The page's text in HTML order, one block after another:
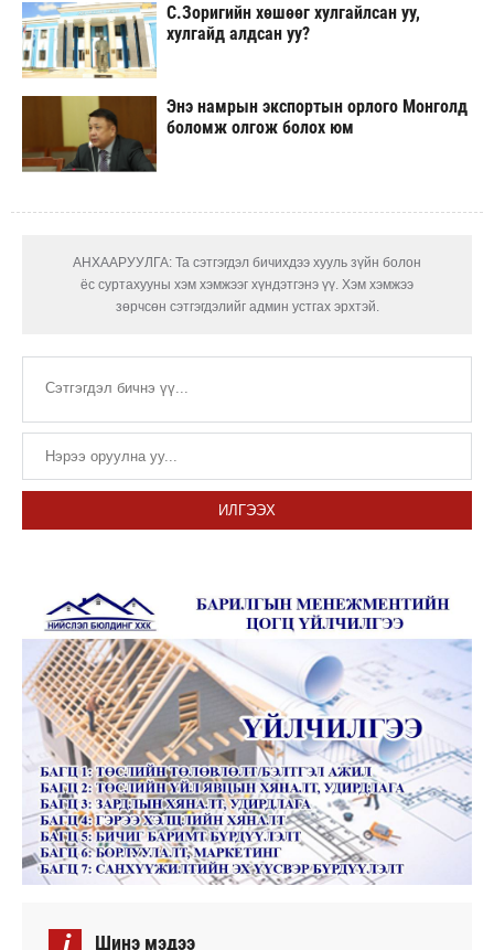
С.Зоригийн хөшөөг хулгайлсан уу,
хулгайд алдсан уу?
Энэ намрын экспортын орлого Монголд
боломж олгож болох юм
АНХААРУУЛГА: Та сэтгэгдэл бичихдээ хууль зүйн болон
ёс суртахууны хэм хэмжээг хүндэтгэнэ үү. Хэм хэмжээ
зөрчсөн сэтгэгдэлийг админ устгах эрхтэй.
ИЛГЭЭХ
Шинэ мэдээ